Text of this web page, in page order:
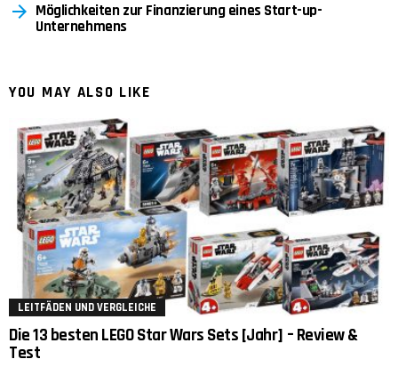
Möglichkeiten zur Finanzierung eines Start-up-
Unternehmens
YOU MAY ALSO LIKE
LEITFÄDEN UND VERGLEICHE
Die 13 besten LEGO Star Wars Sets [Jahr] – Review &
Test